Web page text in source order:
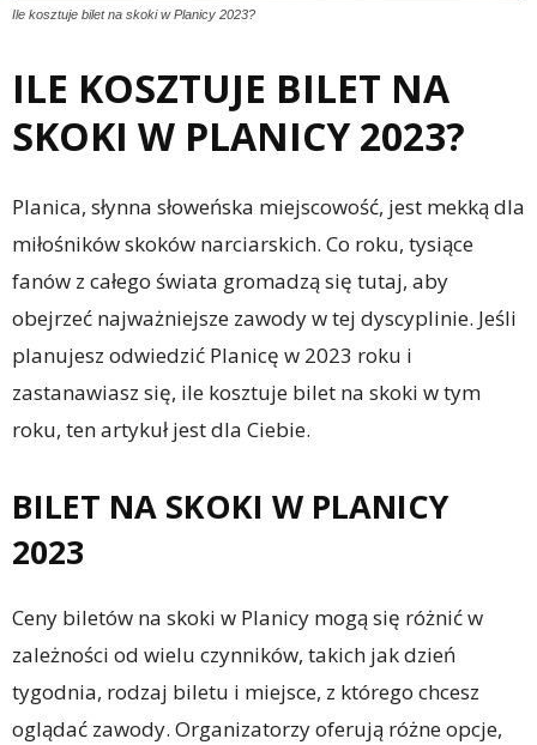
Ile kosztuje bilet na skoki w Planicy 2023?
ILE KOSZTUJE BILET NA
SKOKI W PLANICY 2023?
Planica, słynna słoweńska miejscowość, jest mekką dla
miłośników skoków narciarskich. Co roku, tysiące
fanów z całego świata gromadzą się tutaj, aby
obejrzeć najważniejsze zawody w tej dyscyplinie. Jeśli
planujesz odwiedzić Planicę w 2023 roku i
zastanawiasz się, ile kosztuje bilet na skoki w tym
roku, ten artykuł jest dla Ciebie.
BILET NA SKOKI W PLANICY
2023
Ceny biletów na skoki w Planicy mogą się różnić w
zależności od wielu czynników, takich jak dzień
tygodnia, rodzaj biletu i miejsce, z którego chcesz
oglądać zawody. Organizatorzy oferują różne opcje,